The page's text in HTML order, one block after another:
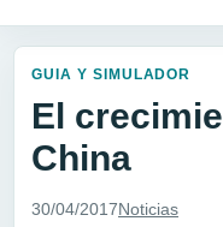
GUIA Y SIMULADOR
El
China
30/04/2017Noticias